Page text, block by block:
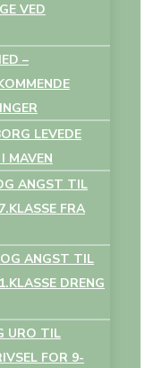
VED
–
LEVEDE
MAVEN
ANGST TIL
FRA
ANGST TIL
DRENG
URO TIL
FOR 9-